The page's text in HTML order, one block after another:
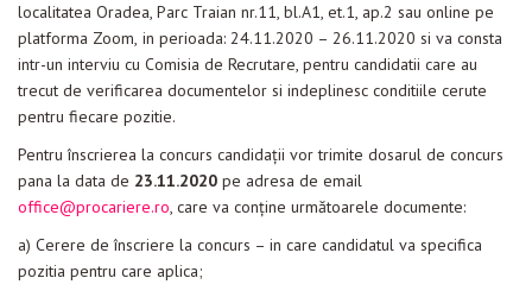
localitatea Oradea, Parc Traian nr.11, bl.A1, et.1, ap.2 sau online pe
platforma Zoom, in perioada: 24.11.2020 – 26.11.2020 si va consta
intr-un interviu cu Comisia de Recrutare, pentru candidatii care au
trecut de verificarea documentelor si indeplinesc conditiile cerute
pentru fiecare pozitie.
Pentru înscrierea la concurs candidații vor trimite dosarul de concurs
pana la data de 23.11.2020 pe adresa de email
office@procariere.ro, care va conține următoarele documente:
a) Cerere de înscriere la concurs – in care candidatul va specifica
pozitia pentru care aplica;